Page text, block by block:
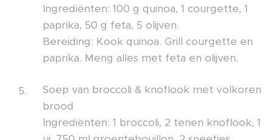
Ingrediënten: 100 g quinoa, 1 courgette, 1
paprika, 50 g feta, 5 olijven.
Bereiding: Kook quinoa. Grill courgette en
paprika. Meng alles met feta en olijven.
Soep van broccoli & knoflook met volkoren
brood
Ingrediënten: 1 broccoli, 2 tenen knoflook, 1